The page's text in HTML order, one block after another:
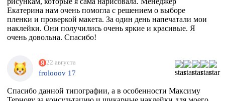
Екатерина нам очень помогла с решением о выборе
пленки и проверкой макета. За один день напечатали мои
наклейки. Они получились очень яркие и красивые. Я
очень довольна. Спасибо!
22 августа
frolooov 17
Спасибо данной типографии, а в особенности Максиму